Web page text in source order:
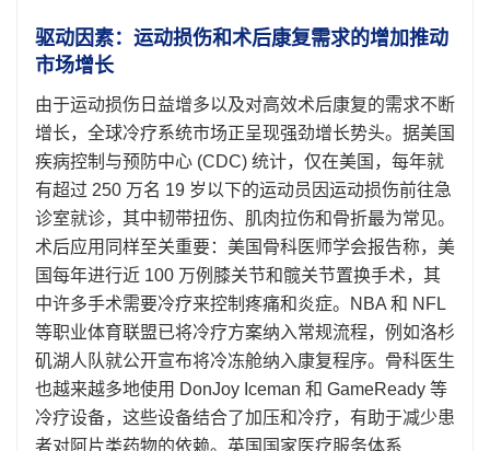
驱动因素：运动损伤和术后康复需求的增加推动
市场增长
由于运动损伤日益增多以及对高效术后康复的需求不断
增长，全球冷疗系统市场正呈现强劲增长势头。据美国
疾病控制与预防中心 (CDC) 统计，仅在美国，每年就
有超过 250 万名 19 岁以下的运动员因运动损伤前往急
诊室就诊，其中韧带扭伤、肌肉拉伤和骨折最为常见。
术后应用同样至关重要：美国骨科医师学会报告称，美
国每年进行近 100 万例膝关节和髋关节置换手术，其
中许多手术需要冷疗来控制疼痛和炎症。NBA 和 NFL
等职业体育联盟已将冷疗方案纳入常规流程，例如洛杉
矶湖人队就公开宣布将冷冻舱纳入康复程序。骨科医生
也越来越多地使用 DonJoy Iceman 和 GameReady 等
冷疗设备，这些设备结合了加压和冷疗，有助于减少患
者对阿片类药物的依赖。英国国家医疗服务体系